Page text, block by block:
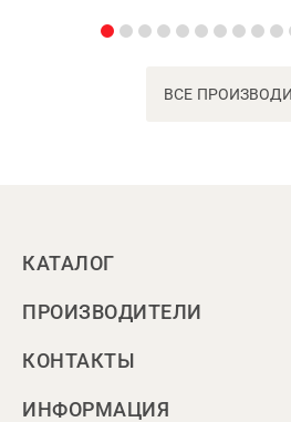
ВСЕ
КАТАЛОГ
ПРОИЗВОДИТЕЛИ
КОНТАКТЫ
ИНФОРМАЦИЯ